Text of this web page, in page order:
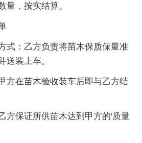
量，按实结算。
式：乙方负责将苗木保质保量准
送装上车。
方在苗木验收装车后即与乙方结
方保证所供苗木达到甲方的'质量